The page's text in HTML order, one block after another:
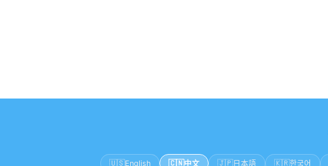
🇺🇸English 🇨🇳中文 🇯🇵 日本語 🇰🇷한국어